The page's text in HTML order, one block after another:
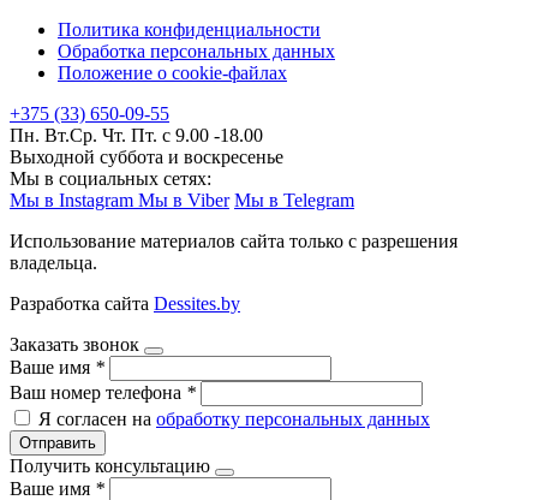
Политика конфиденциальности
Обработка персональных данных
Положение о cookie-файлах
+375 (33) 650-09-55
Пн. Вт.Ср. Чт. Пт. с 9.00 -18.00
Выходной суббота и воскресенье
Мы в социальных сетях:
Мы в Instagram Мы в Viber Мы в Telegram
Использование материалов сайта только с разрешения
владельца.
Разработка сайта Dessites.by
Заказать звонок
Ваше имя *
Ваш номер телефона *
Я согласен на обработку персональных данных
Отправить
Получить консультацию
Ваше имя *